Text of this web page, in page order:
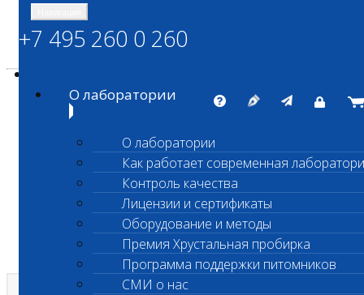
ШАНС БИО
Независимая ветеринарная лаборатория
+7 495 260 0 260
О лаборатории
О лаборатории
Как работает современная
Контроль качества
Лицензии и сертификаты
Оборудование и методы
Премия Хрустальная пробирка
Программа поддержки питомников
СМИ о нас